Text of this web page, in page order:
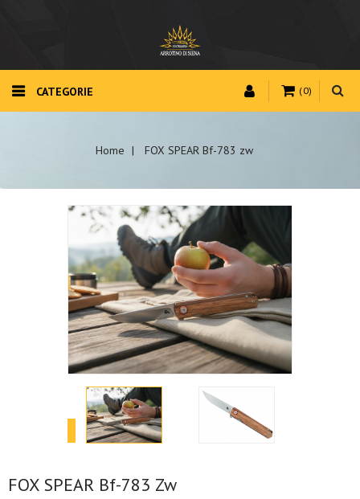
(0)
CATEGORIE
Home FOX SPEAR Bf-783 zw
FOX SPEAR Bf-783 Zw